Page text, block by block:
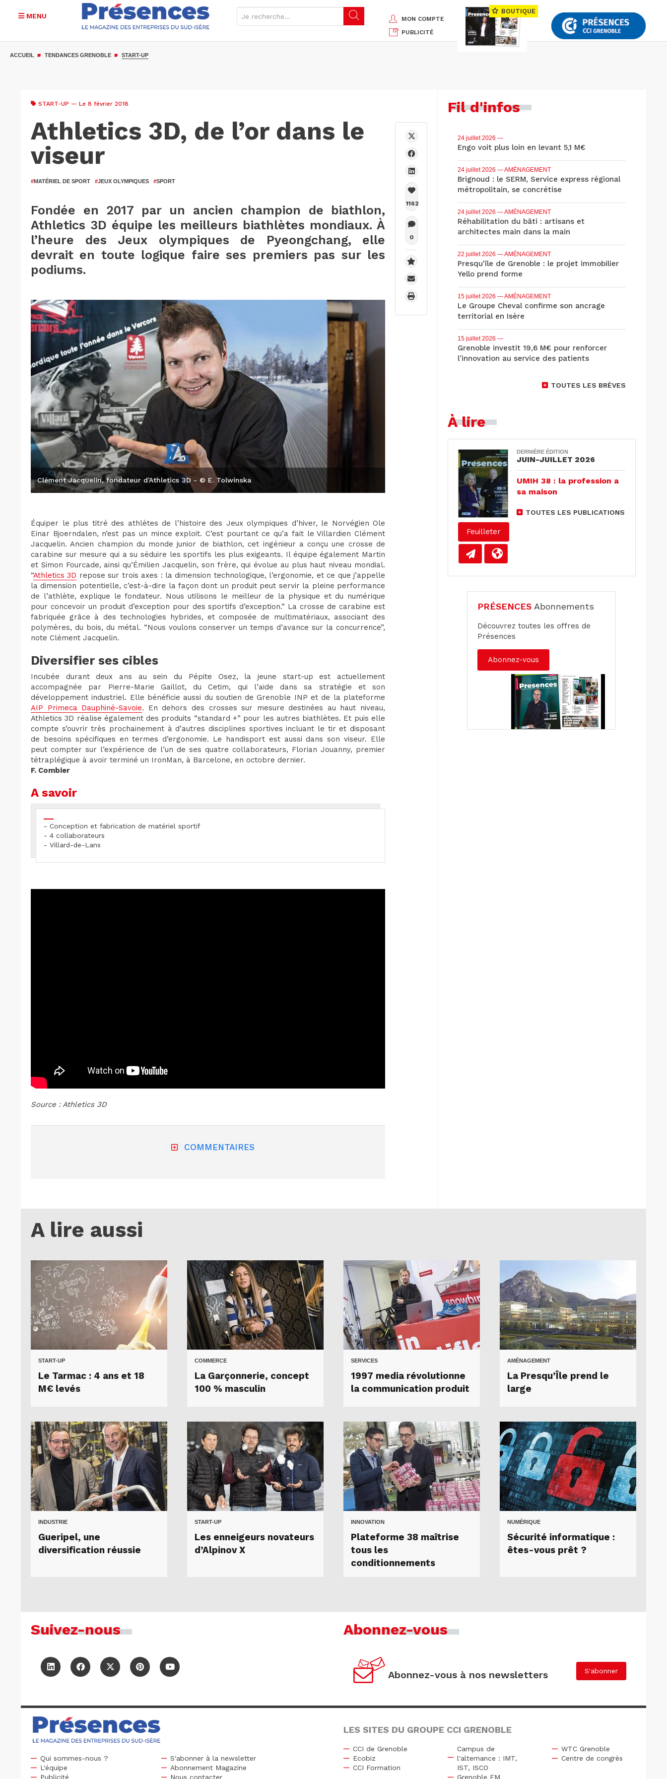
MENU
MON COMPTE
PUBLICITÉ
BOUTIQUE
ACCUEIL TENDANCES GRENOBLE START-UP
START-UP — Le 8 février 2018
Athletics 3D, de l’or dans le
viseur
#MATÉRIEL DE SPORT #JEUX OLYMPIQUES #SPORT
Fondée en 2017 par un ancien champion de biathlon,
Athletics 3D équipe les meilleurs biathlètes mondiaux. À
l’heure des Jeux olympiques de Pyeongchang, elle
devrait en toute logique faire ses premiers pas sur les
podiums.
Clément Jacquelin, fondateur d’Athletics 3D - © E. Tolwinska
Équiper le plus titré des athlètes de l’histoire des Jeux olympiques d’hiver, le Norvégien Ole
Einar Bjoerndalen, n’est pas un mince exploit. C’est pourtant ce qu’a fait le Villardien Clément
Jacquelin. Ancien champion du monde junior de biathlon, cet ingénieur a conçu une crosse de
carabine sur mesure qui a su séduire les sportifs les plus exigeants. Il équipe également Martin
et Simon Fourcade, ainsi qu’Émilien Jacquelin, son frère, qui évolue au plus haut niveau mondial.
“Athletics 3D repose sur trois axes : la dimension technologique, l’ergonomie, et ce que j’appelle
la dimension potentielle, c’est-à-dire la façon dont un produit peut servir la pleine performance
de l’athlète, explique le fondateur. Nous utilisons le meilleur de la physique et du numérique
pour concevoir un produit d’exception pour des sportifs d’exception.” La crosse de carabine est
fabriquée grâce à des technologies hybrides, et composée de multimatériaux, associant des
polymères, du bois, du métal. “Nous voulons conserver un temps d’avance sur la concurrence”,
note Clément Jacquelin.
Diversifier ses cibles
Incubée durant deux ans au sein du Pépite Osez, la jeune start-up est actuellement
accompagnée par Pierre-Marie Gaillot, du Cetim, qui l’aide dans sa stratégie et son
développement industriel. Elle bénéficie aussi du soutien de Grenoble INP et de la plateforme
AIP Primeca Dauphiné-Savoie. En dehors des crosses sur mesure destinées au haut niveau,
Athletics 3D réalise également des produits “standard +” pour les autres biathlètes. Et puis elle
compte s’ouvrir très prochainement à d’autres disciplines sportives incluant le tir et disposant
de besoins spécifiques en termes d’ergonomie. Le handisport est aussi dans son viseur. Elle
peut compter sur l’expérience de l’un de ses quatre collaborateurs, Florian Jouanny, premier
tétraplégique à avoir terminé un IronMan, à Barcelone, en octobre dernier.
F. Combier
A savoir
- Conception et fabrication de matériel sportif
- 4 collaborateurs
- Villard-de-Lans
Source : Athletics 3D
COMMENTAIRES
1162
0
Fil d'infos
24 juillet 2026 —
Engo voit plus loin en levant 5,1 M€
24 juillet 2026 — AMÉNAGEMENT
Brignoud : le SERM, Service express régional
métropolitain, se concrétise
24 juillet 2026 — AMÉNAGEMENT
Réhabilitation du bâti : artisans et
architectes main dans la main
22 juillet 2026 — AMÉNAGEMENT
Presqu'île de Grenoble : le projet immobilier
Yello prend forme
15 juillet 2026 — AMÉNAGEMENT
Le Groupe Cheval confirme son ancrage
territorial en Isère
15 juillet 2026 —
Grenoble investit 19,6 M€ pour renforcer
l’innovation au service des patients
TOUTES LES BRÈVES
À lire
Feuilleter
DERNIÈRE ÉDITION
JUIN-JUILLET 2026
UMIH 38 : la profession a
sa maison
TOUTES LES PUBLICATIONS
PRÉSENCES Abonnements
Découvrez toutes les offres de
Présences
Abonnez-vous
A lire aussi
START-UP
Le Tarmac : 4 ans et 18
M€ levés
COMMERCE
La Garçonnerie, concept
100 % masculin
SERVICES
1997 media révolutionne
la communication produit
AMÉNAGEMENT
La Presqu’Île prend le
large
INDUSTRIE
Gueripel, une
diversification réussie
START-UP
Les enneigeurs novateurs
d’Alpinov X
INNOVATION
Plateforme 38 maîtrise
tous les
conditionnements
NUMÉRIQUE
Sécurité informatique :
êtes-vous prêt ?
Suivez-nous Abonnez-vous
Abonnez-vous à nos newsletters S'abonner
Qui sommes-nous ?
L'équipe
Publicité
S'abonner à la newsletter
Abonnement Magazine
Nous contacter
LES SITES DU GROUPE CCI GRENOBLE
CCI de Grenoble
Ecobiz
CCI Formation
Campus de
l'alternance : IMT,
IST, ISCO
Grenoble EM
WTC Grenoble
Centre de congrès